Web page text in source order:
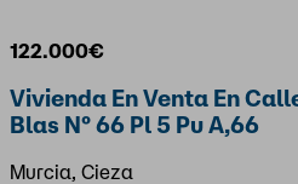
122.000€
Vivienda En Venta En
Blas Nº 66 Pl 5 Pu A,66
Murcia, Cieza